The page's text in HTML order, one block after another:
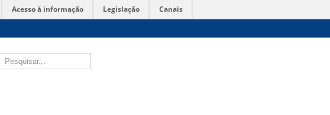
Acesso à informação Legislação Canais
Pesquisar...